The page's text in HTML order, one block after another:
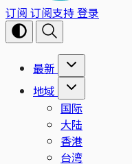
订阅 订阅支持登录
最新
地域
国际
大陆
香港
台湾